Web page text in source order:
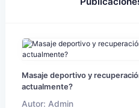
Masaje deportivo y
actualmente?
Autor: Admin